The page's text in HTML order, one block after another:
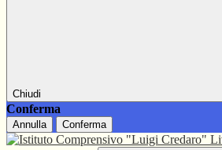
Chiudi
Conferma
Annulla Conferma